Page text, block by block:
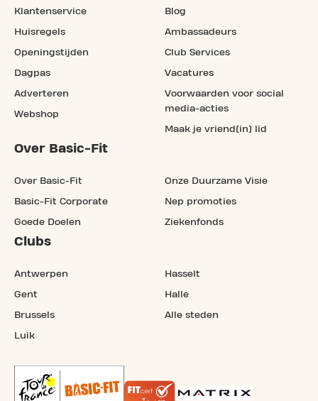
Klantenservice
Huisregels
Openingstijden
Dagpas
Adverteren
Webshop
Blog
Ambassadeurs
Club Services
Vacatures
Voorwaarden voor social
media-acties
Maak je vriend(in) lid
Over Basic-Fit
Over Basic-Fit
Basic-Fit Corporate
Goede Doelen
Onze Duurzame Visie
Nep promoties
Ziekenfonds
Clubs
Antwerpen
Gent
Brussels
Luik
Hasselt
Halle
Alle steden